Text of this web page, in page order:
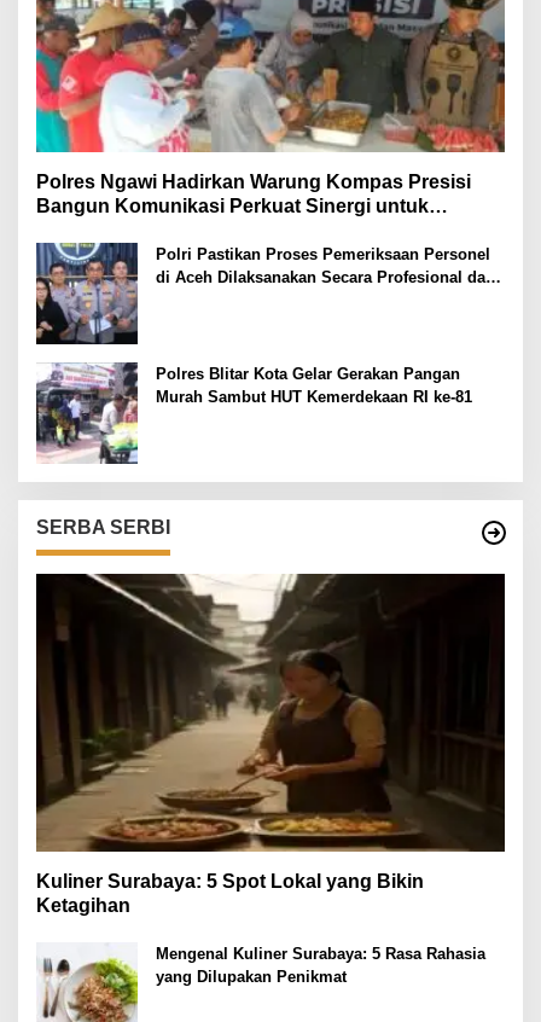
Polres Ngawi Hadirkan Warung Kompas Presisi
Bangun Komunikasi Perkuat Sinergi untuk
Polri Pastikan Proses Pemeriksaan Personel
di Aceh Dilaksanakan Secara Profesional dan
Polres Blitar Kota Gelar Gerakan Pangan
Murah Sambut HUT Kemerdekaan RI ke-81
SERBA SERBI
Kuliner Surabaya: 5 Spot Lokal yang Bikin
Ketagihan
Mengenal Kuliner Surabaya: 5 Rasa Rahasia
yang Dilupakan Penikmat